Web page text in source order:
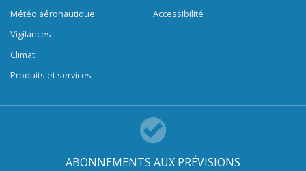
Météo aéronautique
Vigilances
Climat
Produits et services
Accessibilité
ABONNEMENTS AUX PRÉVISIONS